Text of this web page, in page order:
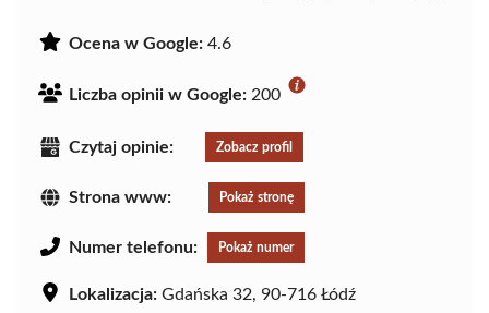
Ocena w Google: 4.6
Liczba opinii w Google: 200
Czytaj opinie: Zobacz profil
Strona www: Pokaż stronę
Numer telefonu: Pokaż numer
Lokalizacja: Gdańska 32, 90-716 Łódź